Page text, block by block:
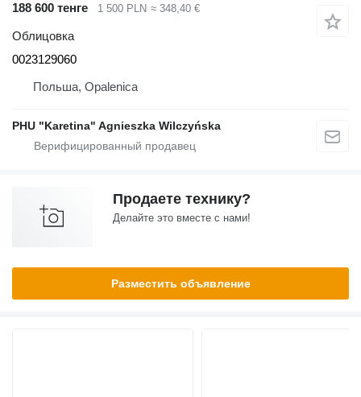
188 600 тенге 1 500 PLN ≈ 348,40 €
Облицовка
0023129060
Польша, Opalenica
PHU "Karetina" Agnieszka Wilczyńska
Продаете технику?
Делайте это вместе с нами!
Разместить объявление